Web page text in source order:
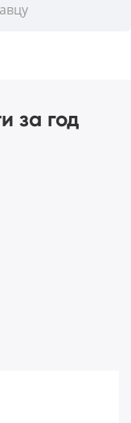
за год